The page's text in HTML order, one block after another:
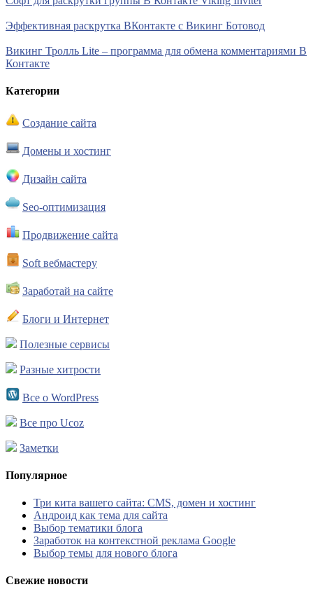
Эффективная раскрутка ВКонтакте с Викинг Ботовод
Викинг Тролль Lite – программа для обмена комментариями В
Контакте
Категории
Создание сайта
Домены и хостинг
Дизайн сайта
Seo-оптимизация
Продвижение сайта
Soft вебмастеру
Заработай на сайте
Блоги и Интернет
Полезные сервисы
Разные хитрости
Все о WordPress
Все про Ucoz
Заметки
Популярное
Три кита вашего сайта: CMS, домен и хостинг
Андроид как тема для сайта
Выбор тематики блога
Заработок на контекстной реклама Google
Выбор темы для нового блога
Свежие новости